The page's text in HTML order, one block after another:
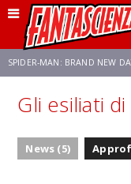
SPIDER-MAN: BRAND NEW
FRANCO RICCIARDIELLO
Gli esiliati
News (5)